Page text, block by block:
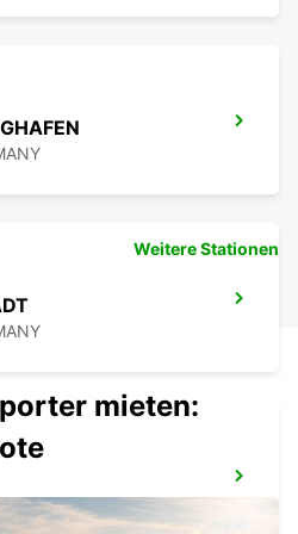
Weitere Stationen
mieten: